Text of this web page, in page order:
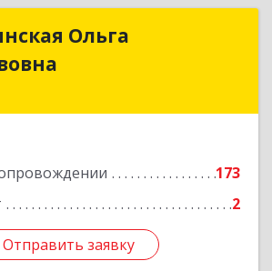
Ольга
173
2
Отправить заявку
ИП Мыслинская Ольга
Подробнее
Отправить заявку